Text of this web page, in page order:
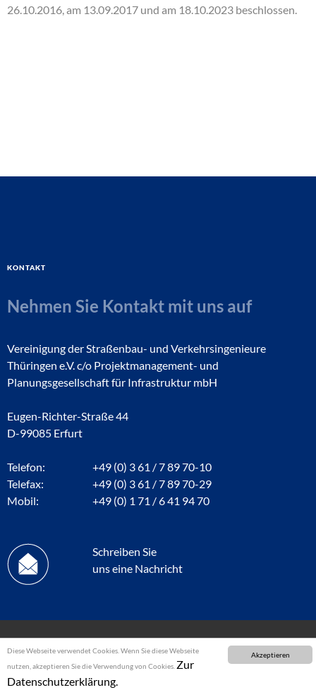
Akzeptieren
Diese Webseite verwendet Cookies. Wenn Sie diese Webseite
nutzen, akzeptieren Sie die Verwendung von Cookies. Zur
Datenschutzerklärung.
26.10.2016, am 13.09.2017 und am 18.10.2023 beschlossen.
Kontakt
Nehmen Sie Kontakt mit uns auf
Vereinigung der Straßenbau- und Verkehrsingenieure
Thüringen e.V. c/o Projektmanagement- und
Planungsgesellschaft für Infrastruktur mbH
Eugen-Richter-Straße 44
D-99085 Erfurt
Telefon:
+49 (0) 3 61 / 7 89 70-10
Telefax:
+49 (0) 3 61 / 7 89 70-29
Mobil:
+49 (0) 1 71 / 6 41 94 70
Schreiben Sie
uns eine Nachricht